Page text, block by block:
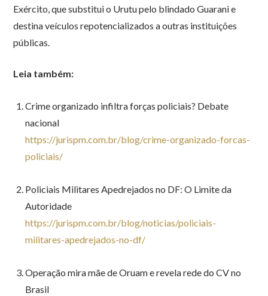
Exército, que substitui o Urutu pelo blindado Guarani e
destina veículos repotencializados a outras instituições
públicas.
Leia também:
Crime organizado infiltra forças policiais? Debate
nacional
https://jurispm.com.br/blog/crime-organizado-forcas-
policiais/
Policiais Militares Apedrejados no DF: O Limite da
Autoridade
https://jurispm.com.br/blog/noticias/policiais-
militares-apedrejados-no-df/
Operação mira mãe de Oruam e revela rede do CV no
Brasil